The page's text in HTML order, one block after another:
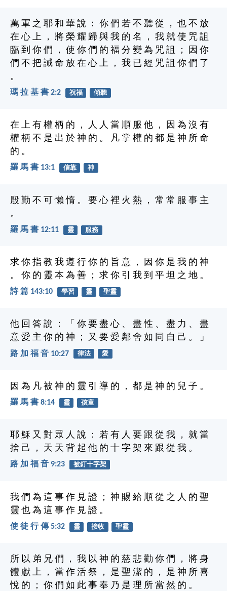
萬 軍 之 耶 和 華 說 ： 你 們 若 不 聽 從 ， 也 不 放
在 心 上 ， 將 榮 耀 歸 與 我 的 名 ， 我 就 使 咒 詛
臨 到 你 們 ， 使 你 們 的 福 分 變 為 咒 詛 ； 因 你
們 不 把 誡 命 放 在 心 上 ， 我 已 經 咒 詛 你 們 了
。
瑪 拉 基 書 2:2 祝福 傾聽
在 上 有 權 柄 的 ， 人 人 當 順 服 他 ， 因 為 沒 有
權 柄 不 是 出 於 神 的 。 凡 掌 權 的 都 是 神 所 命
的 。
羅 馬 書 13:1 信靠 神
殷 勤 不 可 懶 惰 。 要 心 裡 火 熱 ， 常 常 服 事 主
。
羅 馬 書 12:11 靈 服務
求 你 指 教 我 遵 行 你 的 旨 意 ， 因 你 是 我 的 神
。 你 的 靈 本 為 善 ； 求 你 引 我 到 平 坦 之 地 。
詩 篇 143:10 學習 靈 聖靈
他 回 答 說 ： 「 你 要 盡 心 、 盡 性 、 盡 力 、 盡
意 愛 主 你 的 神 ； 又 要 愛 鄰 舍 如 同 自 己 。 」
路 加 福 音 10:27 律法 愛
因 為 凡 被 神 的 靈 引 導 的 ， 都 是 神 的 兒 子 。
羅 馬 書 8:14 靈 孩童
耶 穌 又 對 眾 人 說 ： 若 有 人 要 跟 從 我 ， 就 當
捨 己 ， 天 天 背 起 他 的 十 字 架 來 跟 從 我 。
路 加 福 音 9:23 被釘十字架
我 們 為 這 事 作 見 證 ； 神 賜 給 順 從 之 人 的 聖
靈 也 為 這 事 作 見 證 。
使 徒 行 傳 5:32 靈 接收 聖靈
所 以 弟 兄 們 ， 我 以 神 的 慈 悲 勸 你 們 ， 將 身
體 獻 上 ， 當 作 活 祭 ， 是 聖 潔 的 ， 是 神 所 喜
悅 的 ； 你 們 如 此 事 奉 乃 是 理 所 當 然 的 。